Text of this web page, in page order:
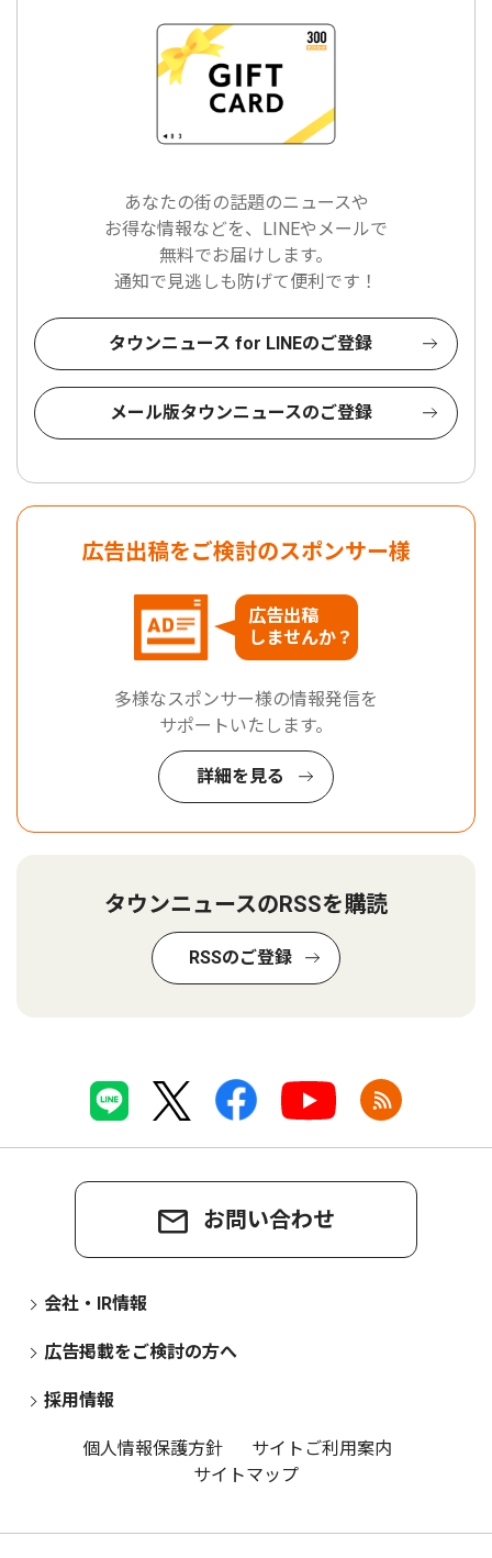
あなたの街の話題のニュースや
お得な情報などを、LINEやメールで
無料でお届けします。
通知で見逃しも防げて便利です！
タウンニュース for LINEのご登録
メール版タウンニュースのご登録
広告出稿をご検討のスポンサー様
広告出稿
しませんか？
多様なスポンサー様の情報発信を
サポートいたします。
詳細を見る
タウンニュースのRSSを購読
RSSのご登録
お問い合わせ
会社・IR情報
広告掲載をご検討の方へ
採用情報
個人情報保護方針
サイトご利用案内
サイトマップ